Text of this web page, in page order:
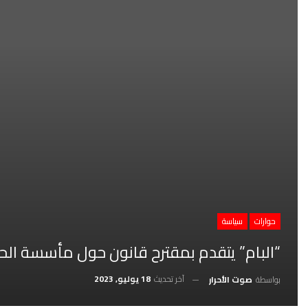
حوارات سياسة
“البام” يتقدم بمقترح قانون حول مأسسة
بواسطة صوت الأحرار آخر تحديث 18 يوليو, 2023